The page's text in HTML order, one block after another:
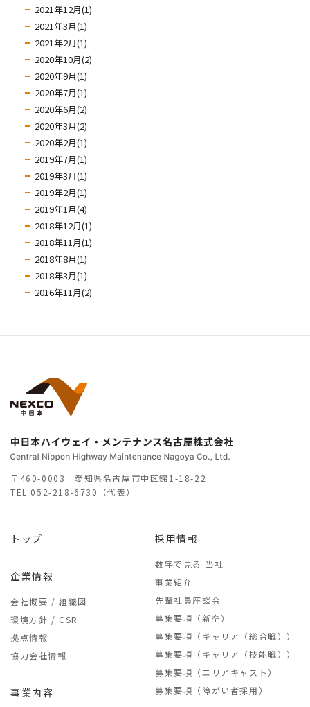
2021年12月(1)
2021年3月(1)
2021年2月(1)
2020年10月(2)
2020年9月(1)
2020年7月(1)
2020年6月(2)
2020年3月(2)
2020年2月(1)
2019年7月(1)
2019年3月(1)
2019年2月(1)
2019年1月(4)
2018年12月(1)
2018年11月(1)
2018年8月(1)
2018年3月(1)
2016年11月(2)
〒460-0003 愛知県名古屋市中区錦1-18-22
TEL 052-218-6730（代表）
トップ
企業情報
会社概要 / 組織図
環境方針 / CSR
拠点情報
協力会社情報
事業内容
採用情報
数字で見る 当社
事業紹介
先輩社員座談会
募集要項（新卒）
募集要項（キャリア（総合職））
募集要項（キャリア（技能職））
募集要項（エリアキャスト）
募集要項（障がい者採用）